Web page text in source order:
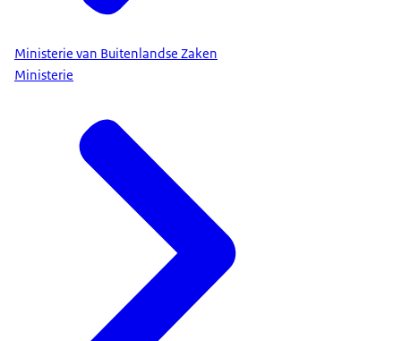
Ministerie van Buitenlandse Zaken
Ministerie